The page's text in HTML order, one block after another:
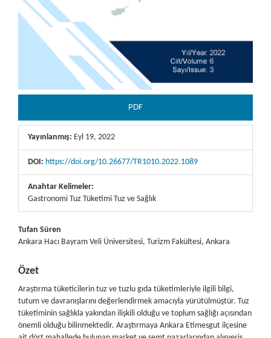
PDF
Yayınlanmış: Eyl 19, 2022
DOI: https://doi.org/10.26677/TR1010.2022.1089
Anahtar Kelimeler:
Gastronomi Tuz Tüketimi Tuz ve Sağlık
##plugins.themes.bootstrap3.article.main##
Tufan Süren
Ankara Hacı Bayram Veli Üniversitesi, Turizm Fakültesi, Ankara
Özet
Araştırma tüketicilerin tuz ve tuzlu gıda tüketimleriyle ilgili bilgi,
tutum ve davranışlarını değerlendirmek amacıyla yürütülmüştür. Tuz
tüketiminin sağlıkla yakından ilişkili olduğu ve toplum sağlığı açısından
önemli olduğu bilinmektedir. Araştırmaya Ankara Etimesgut ilçesine